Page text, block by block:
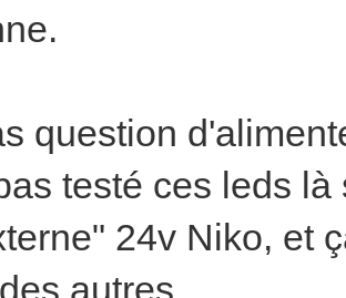
question
testé ces leds
24v Niko, et
autres.